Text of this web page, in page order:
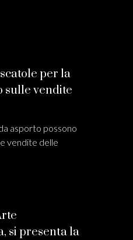
per la
sulle vendite
asporto possono
vendite delle
si presenta la